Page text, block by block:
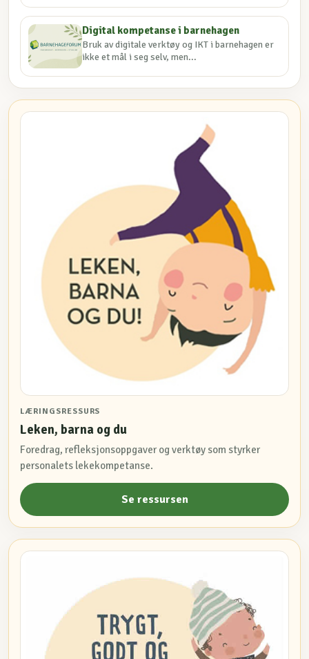
Digital kompetanse i barnehagen
Bruk av digitale verktøy og IKT i barnehagen er
ikke et mål i seg selv, men...
LÆRINGSRESSURS
Leken, barna og du
Foredrag, refleksjonsoppgaver og verktøy som styrker
personalets lekekompetanse.
Se ressursen